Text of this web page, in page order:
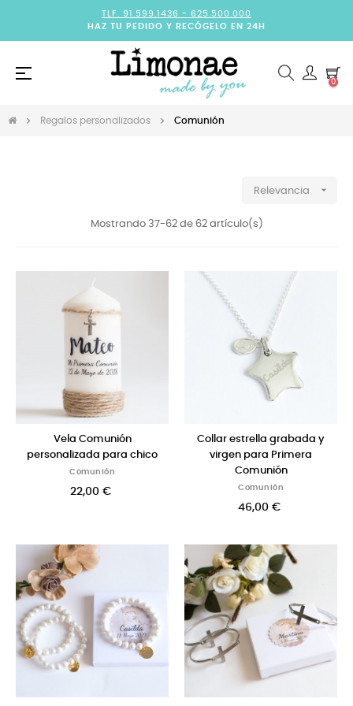
TLF. 91.599.1436 - 625.500.000
HAZ TU PEDIDO Y RECÓGELO EN 24H
Navegación
☰
0
Regalos personalizados Comunión
Relevancia 
Mostrando 37-62 de 62 artículo(s)
Vela Comunión
personalizada para chico
Comunión
22,00 €
Collar estrella grabada y
virgen para Primera
Comunión
Comunión
46,00 €